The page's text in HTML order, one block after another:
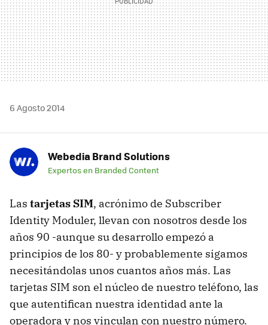
6 Agosto 2014
Webedia Brand Solutions
Expertos en Branded Content
Las tarjetas SIM, acrónimo de Subscriber
Identity Moduler, llevan con nosotros desde los
años 90 -aunque su desarrollo empezó a
principios de los 80- y probablemente sigamos
necesitándolas unos cuantos años más. Las
tarjetas SIM son el núcleo de nuestro teléfono, las
que autentifican nuestra identidad ante la
operadora y nos vinculan con nuestro número.